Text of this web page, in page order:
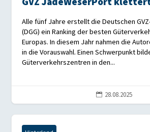
GVZ JadeWeserPort
Alle fünf Jahre erstellt die Deutschen
(DGG) ein Ranking der besten
Europas. In diesem Jahr nahmen die
in die Vorauswahl. Einen Schwerpunkt
Güterverkehrszentren in den...
 28.08.2025